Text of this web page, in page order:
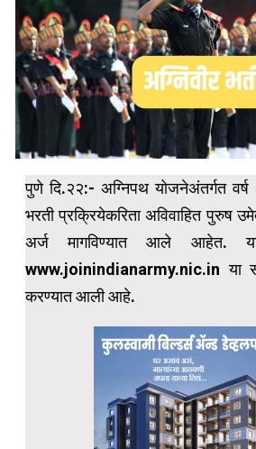
पुणे दि.२२:- अग्निपथ योजनेअंतर्गत वर्ष
भरती प्रक्रियेकरिता अविवाहित पुरुष
अर्ज मागविण्यात आले आहेत.
www.joinindianarmy.nic.in या
करण्यात आली आहे.